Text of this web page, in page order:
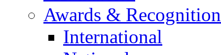
Awards &
International